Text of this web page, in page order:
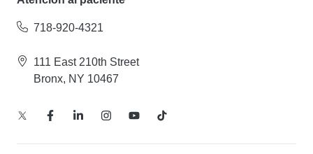
718-920-4321
111 East 210th Street
Bronx, NY 10467